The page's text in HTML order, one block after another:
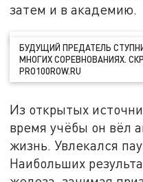
затем и в академию.
БУДУЩИЙ ПРЕДАТЕЛЬ
МНОГИХ СОРЕВНОВАНИЯХ.
PRO100ROW.RU
Из открытых
время учёбы он вёл
жизнь. Увлекался
Наибольших